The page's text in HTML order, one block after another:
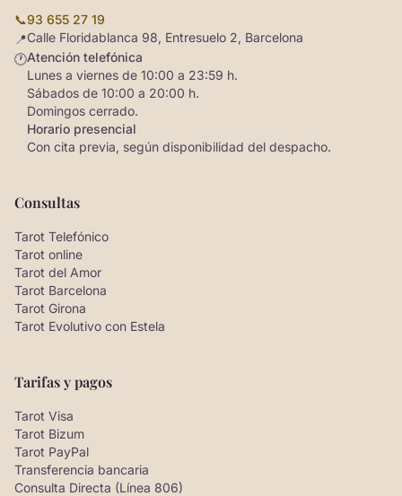
📞93 655 27 19
📍Calle Floridablanca 98, Entresuelo 2, Barcelona
🕐Atención telefónica
Lunes a viernes de 10:00 a 23:59 h.
Sábados de 10:00 a 20:00 h.
Domingos cerrado.
Horario presencial
Con cita previa, según disponibilidad del despacho.
Consultas
Tarot Telefónico
Tarot online
Tarot del Amor
Tarot Barcelona
Tarot Girona
Tarot Evolutivo con Estela
Tarifas y pagos
Tarot Visa
Tarot Bizum
Tarot PayPal
Transferencia bancaria
Consulta Directa (Línea 806)